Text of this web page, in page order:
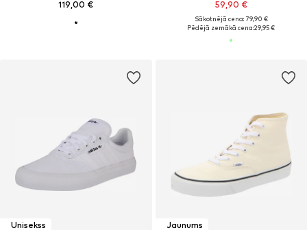
119,00 € 59,90 €
Sākotnējā cena: 79,90 €
Pēdējā zemākā cena:29,95 €
Unisekss
Jaunums